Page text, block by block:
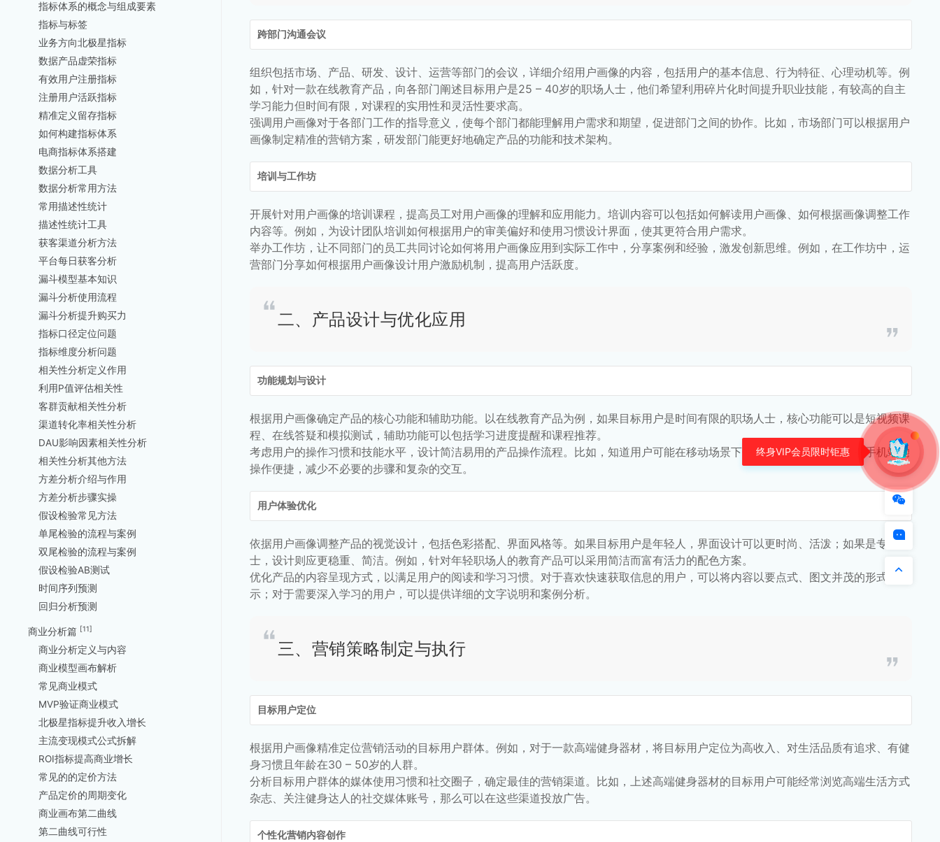
指标体系的概念与组成要素
指标与标签
业务方向北极星指标
数据产品虚荣指标
有效用户注册指标
注册用户活跃指标
精准定义留存指标
如何构建指标体系
电商指标体系搭建
数据分析工具
数据分析常用方法
常用描述性统计
描述性统计工具
获客渠道分析方法
平台每日获客分析
漏斗模型基本知识
漏斗分析使用流程
漏斗分析提升购买力
指标口径定位问题
指标维度分析问题
相关性分析定义作用
利用P值评估相关性
客群贡献相关性分析
渠道转化率相关性分析
DAU影响因素相关性分析
相关性分析其他方法
方差分析介绍与作用
方差分析步骤实操
假设检验常见方法
单尾检验的流程与案例
双尾检验的流程与案例
假设检验AB测试
时间序列预测
回归分析预测
商业分析篇 [11]
商业分析定义与内容
商业模型画布解析
常见商业模式
MVP验证商业模式
北极星指标提升收入增长
主流变现模式公式拆解
ROI指标提高商业增长
常见的的定价方法
产品定价的周期变化
商业画布第二曲线
第二曲线可行性
跨部门沟通会议
组织包括市场、产品、研发、设计、运营等部门的会议，详细介绍用户画像的内容，包括用户的基本信息、行为特征、心理动机等。例
如，针对一款在线教育产品，向各部门阐述目标用户是25 – 40岁的职场人士，他们希望利用碎片化时间提升职业技能，有较高的自主
学习能力但时间有限，对课程的实用性和灵活性要求高。
强调用户画像对于各部门工作的指导意义，使每个部门都能理解用户需求和期望，促进部门之间的协作。比如，市场部门可以根据用户
画像制定精准的营销方案，研发部门能更好地确定产品的功能和技术架构。
培训与工作坊
开展针对用户画像的培训课程，提高员工对用户画像的理解和应用能力。培训内容可以包括如何解读用户画像、如何根据画像调整工作
内容等。例如，为设计团队培训如何根据用户的审美偏好和使用习惯设计界面，使其更符合用户需求。
举办工作坊，让不同部门的员工共同讨论如何将用户画像应用到实际工作中，分享案例和经验，激发创新思维。例如，在工作坊中，运
营部门分享如何根据用户画像设计用户激励机制，提高用户活跃度。
二、产品设计与优化应用
功能规划与设计
根据用户画像确定产品的核心功能和辅助功能。以在线教育产品为例，如果目标用户是时间有限的职场人士，核心功能可以是短视频课
程、在线答疑和模拟测试，辅助功能可以包括学习进度提醒和课程推荐。
考虑用户的操作习惯和技能水平，设计简洁易用的产品操作流程。比如，知道用户可能在移动场景下使用产品，要确保产品在手机端的
操作便捷，减少不必要的步骤和复杂的交互。
用户体验优化
依据用户画像调整产品的视觉设计，包括色彩搭配、界面风格等。如果目标用户是年轻人，界面设计可以更时尚、活泼；如果是专业人
士，设计则应更稳重、简洁。例如，针对年轻职场人的教育产品可以采用简洁而富有活力的配色方案。
优化产品的内容呈现方式，以满足用户的阅读和学习习惯。对于喜欢快速获取信息的用户，可以将内容以要点式、图文并茂的形式展
示；对于需要深入学习的用户，可以提供详细的文字说明和案例分析。
三、营销策略制定与执行
目标用户定位
根据用户画像精准定位营销活动的目标用户群体。例如，对于一款高端健身器材，将目标用户定位为高收入、对生活品质有追求、有健
身习惯且年龄在30 – 50岁的人群。
分析目标用户群体的媒体使用习惯和社交圈子，确定最佳的营销渠道。比如，上述高端健身器材的目标用户可能经常浏览高端生活方式
杂志、关注健身达人的社交媒体账号，那么可以在这些渠道投放广告。
个性化营销内容创作